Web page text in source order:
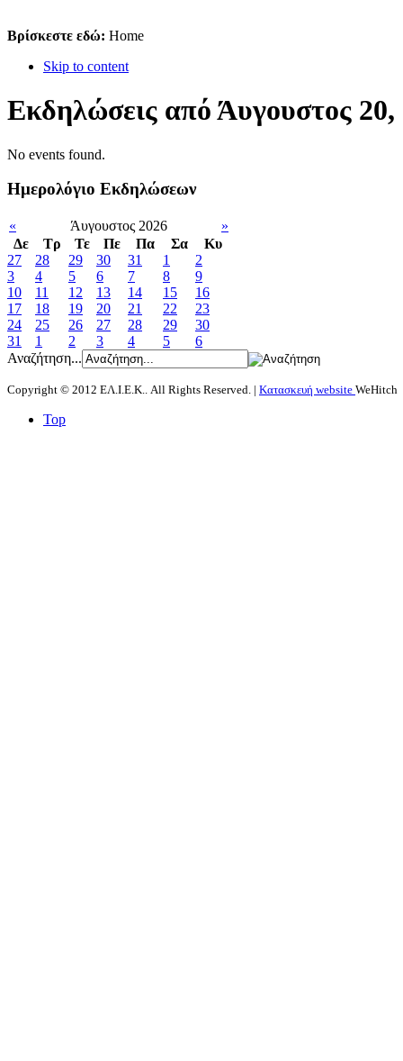
Βρίσκεστε εδώ: Home
Skip to content
Εκδηλώσεις από Άυγουστος 20,
No events found.
Ημερολόγιο Εκδηλώσεων
« Άυγουστος 2026
»
Δε
Tρ Τε Πε Πα Σα
Κυ
27
28 29 30 31 1
2
3
4 5 6 7 8
9
10
11 12 13 14 15
16
17
18 19 20 21 22
23
24
25 26 27 28 29
30
31
1 2 3 4 5
6
Αναζήτηση...
Copyright © 2012 ΕΛ.Ι.Ε.Κ.. All Rights Reserved. | Κατασκευή website WeHitch
Top